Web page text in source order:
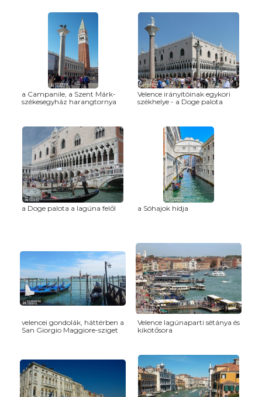
a Campanile, a Szent Márk-
székesegyház harangtornya
Velence irányítóinak egykori
székhelye - a Doge palota
a Doge palota a lagúna felől a Sóhajok hídja
velencei gondolák, háttérben a
San Giorgio Maggiore-sziget
Velence lagúnaparti sétánya és
kikötősora